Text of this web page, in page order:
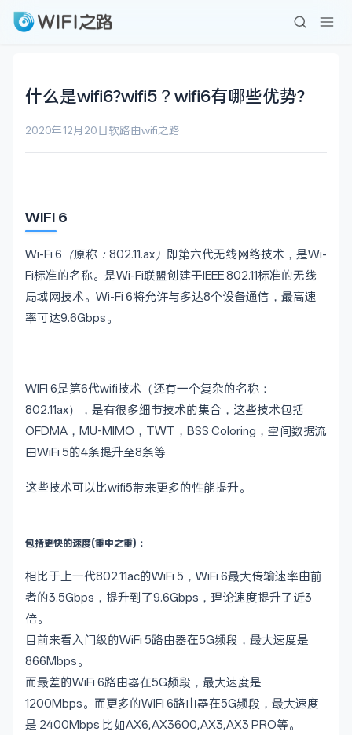
什么是wifi6?wifi5？wifi6有哪些优势?
2020年12月20日 软路由wifi之路
WIFI 6
Wi-Fi 6 （原称：802.11.ax） 即第六代无线网络技术，是Wi-
Fi标准的名称。是Wi-Fi联盟创建于IEEE 802.11标准的无线
局域网技术。Wi-Fi 6将允许与多达8个设备通信，最高速
率可达9.6Gbps。
WIFI 6是第6代wifi技术（还有一个复杂的名称：
802.11ax），是有很多细节技术的集合，这些技术包括
OFDMA，MU-MIMO，TWT，BSS Coloring，空间数据流
由WiFi 5的4条提升至8条等
这些技术可以比wifi5带来更多的性能提升。
包括更快的速度(重中之重)：
相比于上一代802.11ac的WiFi 5，WiFi 6最大传输速率由前
者的3.5Gbps，提升到了9.6Gbps，理论速度提升了近3
倍。
目前来看入门级的WiFi 5路由器在5G频段，最大速度是
866Mbps。
而最差的WiFi 6路由器在5G频段，最大速度是
1200Mbps。而更多的WIFI 6路由器在5G频段，最大速度
是 2400Mbps 比如AX6,AX3600,AX3,AX3 PRO等。